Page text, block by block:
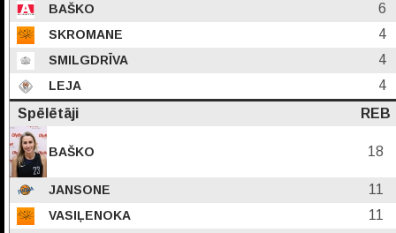
BAŠKO 6
SKROMANE 4
SMILGDRĪVA 4
LEJA
4
Spēlētāji
REB
BAŠKO 18
JANSONE 11
VASIĻENOKA 11